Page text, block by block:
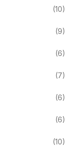
(10)
(9)
(6)
(7)
(6)
(6)
(10)